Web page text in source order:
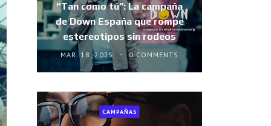
“Tan como tú”: La campaña
de Down España que rompe
estereotipos sin rodeos
MAR. 18, 2025 0 COMMENTS
CAMPAÑAS